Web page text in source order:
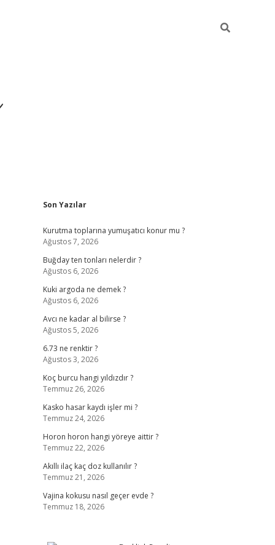
Sidebar
Son Yazılar
Kurutma toplarına yumuşatıcı konur mu ?
Ağustos 7, 2026
Buğday ten tonları nelerdir ?
Ağustos 6, 2026
Kuki argoda ne demek ?
Ağustos 6, 2026
Avcı ne kadar al bilirse ?
Ağustos 5, 2026
6.73 ne renktir ?
Ağustos 3, 2026
Koç burcu hangi yıldızdır ?
Temmuz 26, 2026
Kasko hasar kaydı işler mi ?
Temmuz 24, 2026
Horon horon hangi yöreye aittir ?
Temmuz 22, 2026
Akıllı ilaç kaç doz kullanılır ?
Temmuz 21, 2026
Vajina kokusu nasıl geçer evde ?
Temmuz 18, 2026